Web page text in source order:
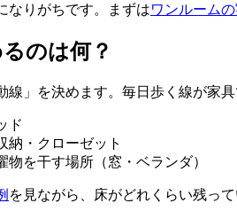
なりがちです。まずはワンルームの
のは何？
線」を決めます。毎日歩く線が家
ド
納・クローゼット
を干す場所（窓・ベランダ）
を見ながら、床がどれくらい残っ